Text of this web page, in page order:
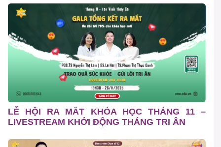
LỄ HỘI RA MẮT KHÓA HỌC THÁNG 11 –
LIVESTREAM KHỞI ĐỘNG THÁNG TRI ÂN